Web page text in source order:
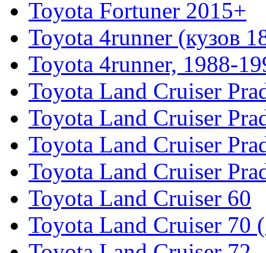
Toyota Fortuner 2015+
Toyota 4runner (кузов
Toyota 4runner, 1988-
Toyota Land Cruiser
Toyota Land Cruiser
Toyota Land Cruiser
Toyota Land Cruiser
Toyota Land Cruiser 60
Toyota Land Cruiser 70